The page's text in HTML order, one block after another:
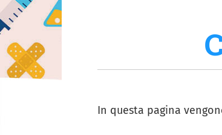
In questa pagina